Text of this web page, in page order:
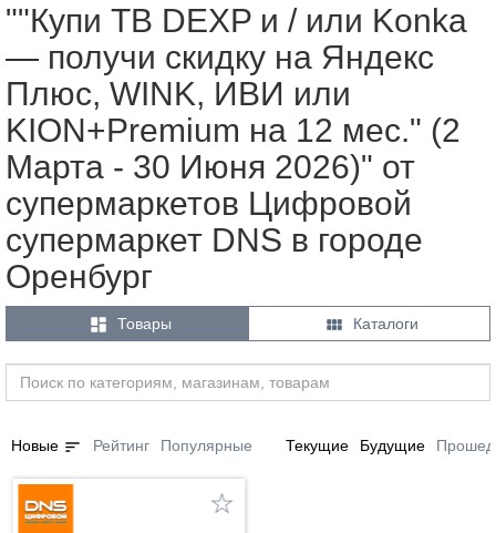
""Купи ТВ DEXP и / или Konka
— получи скидку на Яндекс
Плюс, WINK, ИВИ или
KION+Premium на 12 мес." (2
Марта - 30 Июня 2026)" от
супермаркетов Цифровой
супермаркет DNS в городе
Оренбург
 Товары  Каталоги
Новые sort Рейтинг Популярные Текущие Будущие